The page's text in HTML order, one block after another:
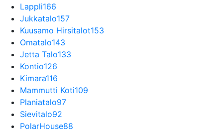
Lappli166
Jukkatalo157
Kuusamo Hirsitalot153
Omatalo143
Jetta Talo133
Kontio126
Kimara116
Mammutti Koti109
Planiatalo97
Sievitalo92
PolarHouse88